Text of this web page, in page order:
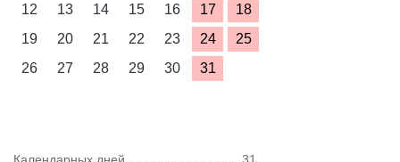
12
13 14 15 16 17
18
19
20 21 22 23 24
25
26
27 28 29 30 31